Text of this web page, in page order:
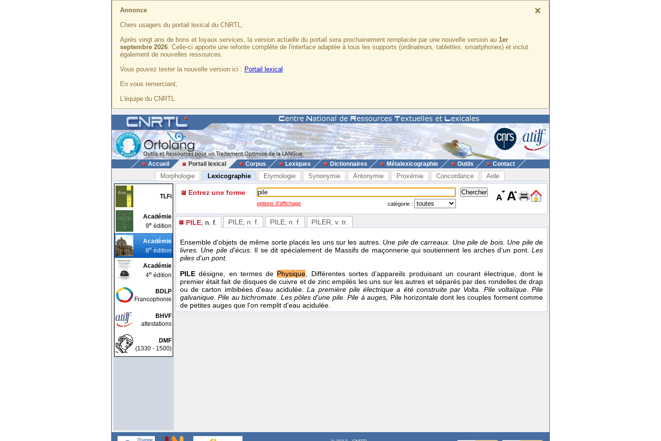
×
Annonce
Chers usagers du portail lexical du CNRTL,
Après vingt ans de bons et loyaux services, la version actuelle du portail sera prochainement remplacée par une nouvelle version au 1er
septembre 2026. Celle-ci apporte une refonte complète de l'interface adaptée à tous les supports (ordinateurs, tablettes, smartphones) et inclut
également de nouvelles ressources.
Vous pouvez tester la nouvelle version ici : Portail lexical
En vous remerciant,
L'équipe du CNRTL
Accueil Portail lexical Corpus Lexiques Dictionnaires Métalexicographie Outils Contact
Morphologie Lexicographie Etymologie Synonymie Antonymie Proxémie Concordance Aide
TLFi
Académie
9e édition
Académie
8e édition
Académie
4e édition
BDLP
Francophonie
BHVF
attestations
DMF
(1330 - 1500)
Entrez une forme
options d'affichage catégorie :
PILE , n. f. PILE, n. f. PILE, n. f. PILER , v. tr.
Ensemble d'objets de même sorte placés les uns sur les autres. Une pile de carreaux. Une pile de bois. Une pile de
livres. Une pile d'écus. Il se dit spécialement de Massifs de maçonnerie qui soutiennent les arches d'un pont. Les
piles d'un pont.
PILE désigne, en termes de Physique, Différentes sortes d'appareils produisant un courant électrique, dont le
premier était fait de disques de cuivre et de zinc empilés les uns sur les autres et séparés par des rondelles de drap
ou de carton imbibées d'eau acidulée.La première pile électrique a été construite par Volta. Pile voltaïque. Pile
galvanique. Pile au bichromate. Les pôles d'une pile.Pile à auges, Pile horizontale dont les couples forment comme
de petites auges que l'on remplit d'eau acidulée.